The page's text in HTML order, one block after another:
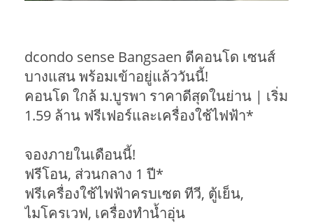
dcondo sense Bangsaen ดีคอนโด เซนส์
บางแสน พร้อมเข้าอยู่แล้ววันนี้!
คอนโด ใกล้ ม.บูรพา ราคาดีสุดในย่าน | เริ่ม
1.59 ล้าน ฟรีเฟอร์และเครื่องใช้ไฟฟ้า*
จองภายในเดือนนี้!
ฟรีโอน, ส่วนกลาง 1 ปี*
ฟรีเครื่องใช้ไฟฟ้าครบเซต ทีวี, ตู้เย็น,
ไมโครเวฟ, เครื่องทำน้ำอุ่น